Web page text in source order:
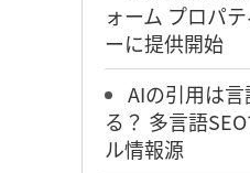
ォーム プロパ
ーに提供開始
AIの引用は
る？ 多言語
ル情報源